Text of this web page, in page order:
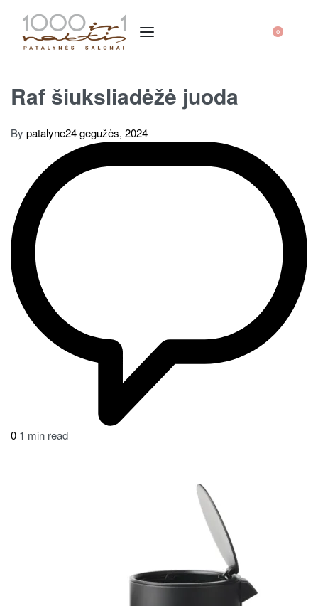
0
Raf šiuksliadėžė juoda
By patalyne24 gegužės, 2024
0 1 min read